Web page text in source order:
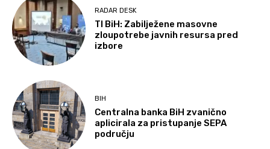
RADAR DESK
TI BiH: Zabilježene masovne
zloupotrebe javnih resursa pred
izbore
BIH
Centralna banka BiH zvanično
aplicirala za pristupanje SEPA
području